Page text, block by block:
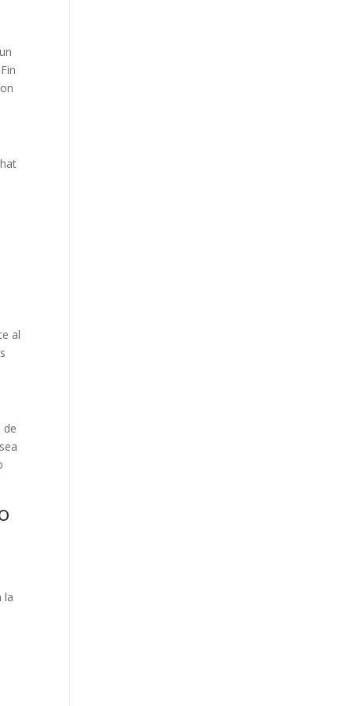
al
de
la